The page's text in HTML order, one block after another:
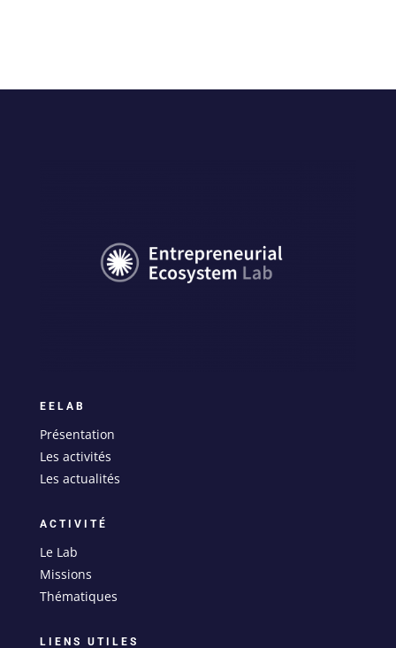
EELAB
Présentation
Les activités
Les actualités
ACTIVITÉ
Le Lab
Missions
Thématiques
LIENS UTILES